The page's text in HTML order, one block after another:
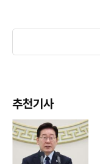
추천기사